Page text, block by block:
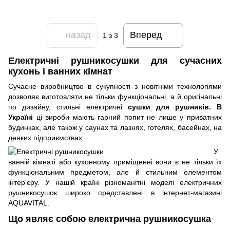
назад 1 з 3 Вперед
Електричні рушникосушки для сучасних
кухонь і ванних кімнат
Сучасне виробництво в сукупності з новітніми технологіями
дозволяє виготовляти не тільки функціональні, а й оригінальні
по дизайну, стильні електричні сушки для рушників. В
Україні ці вироби мають гарний попит не лише у приватних
будинках, але також у саунах та лазнях, готелях, басейнах, на
деяких підприємствах.
У
ванній кімнаті або кухонному приміщенні вони є не тільки їх
функціональним предметом, але й стильним елементом
інтер'єру. У нашій країні різноманітні моделі електричних
рушникосушок широко представлені в інтернет-магазині
AQUAVITAL.
Що являє собою електрична рушникосушка